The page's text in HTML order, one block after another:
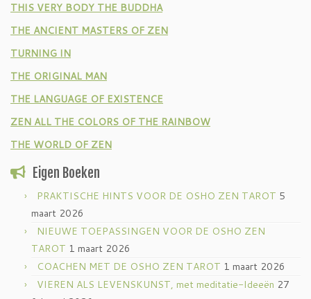
THIS VERY BODY THE BUDDHA
THE ANCIENT MASTERS OF ZEN
TURNING IN
THE ORIGINAL MAN
THE LANGUAGE OF EXISTENCE
ZEN ALL THE COLORS OF THE RAINBOW
THE WORLD OF ZEN
Eigen Boeken
PRAKTISCHE HINTS VOOR DE OSHO ZEN TAROT 5
maart 2026
NIEUWE TOEPASSINGEN VOOR DE OSHO ZEN
TAROT 1 maart 2026
COACHEN MET DE OSHO ZEN TAROT 1 maart 2026
VIEREN ALS LEVENSKUNST, met meditatie-Ideeën 27